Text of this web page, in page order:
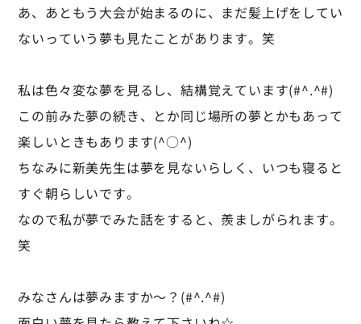
あ、あともう大会が始まるのに、まだ髪上げをしてい
ないっていう夢も見たことがあります。笑
私は色々変な夢を見るし、結構覚えています(#^.^#)
この前みた夢の続き、とか同じ場所の夢とかもあって
楽しいときもあります(^○^)
ちなみに新美先生は夢を見ないらしく、いつも寝ると
すぐ朝らしいです。
なので私が夢でみた話をすると、羨ましがられます。
笑
みなさんは夢みますか～？(#^.^#)